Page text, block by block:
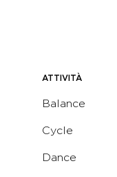
ATTIVITÀ
Balance
Cycle
Dance